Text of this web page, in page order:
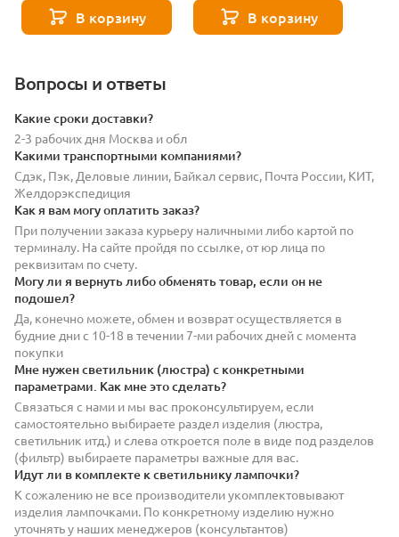
117-RC BK Б0069752
В корзину
46-RC BK Б0069750
В корзину
Вопросы и ответы
Какие сроки доставки?
2-3 рабочих дня Москва и обл
Какими транспортными компаниями?
Сдэк, Пэк, Деловые линии, Байкал сервис, Почта России, КИТ,
Желдорэкспедиция
Как я вам могу оплатить заказ?
При получении заказа курьеру наличными либо картой по
терминалу. На сайте пройдя по ссылке, от юр лица по
реквизитам по счету.
Могу ли я вернуть либо обменять товар, если он не
подошел?
Да, конечно можете, обмен и возврат осуществляется в
будние дни с 10-18 в течении 7-ми рабочих дней с момента
покупки
Мне нужен светильник (люстра) с конкретными
параметрами. Как мне это сделать?
Связаться с нами и мы вас проконсультируем, если
самостоятельно выбираете раздел изделия (люстра,
светильник итд.) и слева откроется поле в виде под разделов
(фильтр) выбираете параметры важные для вас.
Идут ли в комплекте к светильнику лампочки?
К сожалению не все производители укомплектовывают
изделия лампочками. По конкретному изделию нужно
уточнять у наших менеджеров (консультантов)